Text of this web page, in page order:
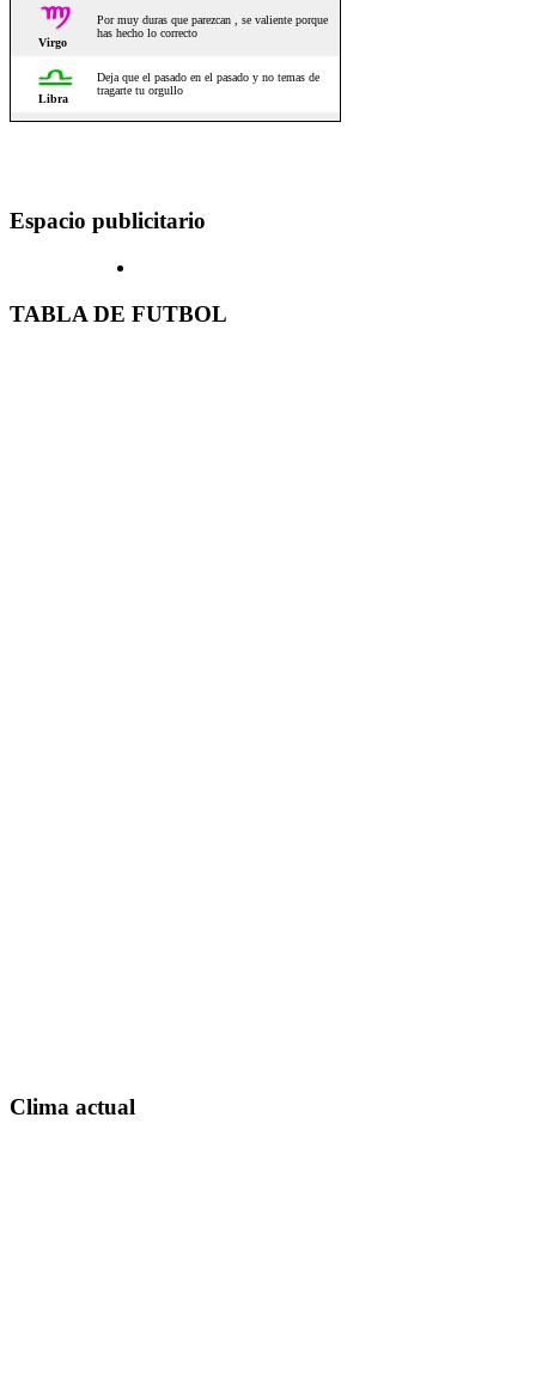
Espacio publicitario
TABLA DE FUTBOL
Clima actual